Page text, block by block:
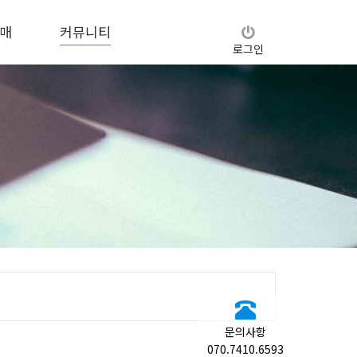
문의사항
070.7410.6593
커뮤니티
로그인